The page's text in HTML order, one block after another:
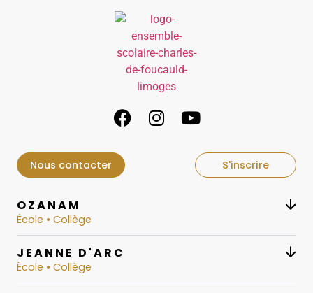
Nous contacter S'inscrire
OZANAM
École • Collège
JEANNE D'ARC
École • Collège